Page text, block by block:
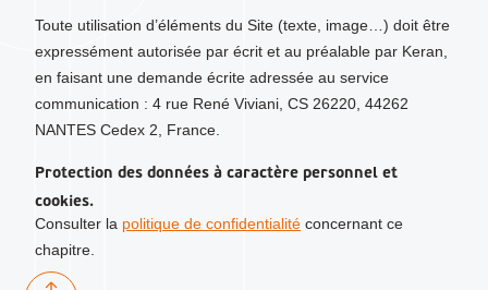
Toute utilisation d’éléments du Site (texte, image…) doit être
expressément autorisée par écrit et au préalable par Keran,
en faisant une demande écrite adressée au service
communication : 4 rue René Viviani, CS 26220, 44262
NANTES Cedex 2, France.
Protection des données à caractère personnel et
cookies.
Consulter la politique de confidentialité concernant ce
chapitre.